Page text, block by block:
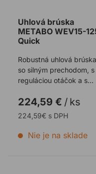
Uhlová brúska
METABO WEV15-
Quick
Robustná uhlová brúska
so silným prechodom, s
reguláciou otáčok a s
výkonu jej t ...
224,59 € / ks
224,59€ s DPH
Nie je na sklade